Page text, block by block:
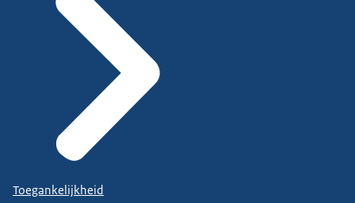
Toegankelijkheid